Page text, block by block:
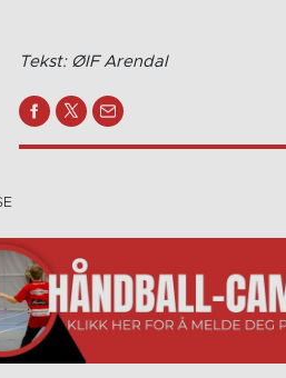
Tekst: ØIF Arendal